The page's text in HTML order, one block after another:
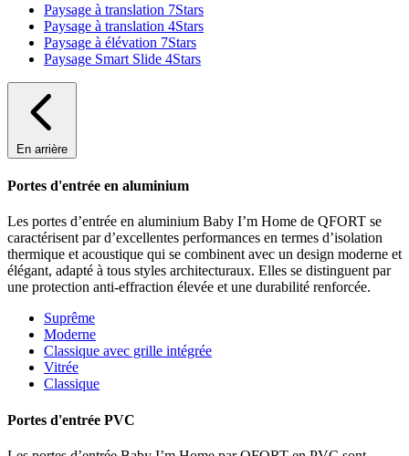
Paysage à translation 7Stars
Paysage à translation 4Stars
Paysage à élévation 7Stars
Paysage Smart Slide 4Stars
En arrière
Portes d'entrée en aluminium
Les portes d’entrée en aluminium Baby I’m Home de QFORT se
caractérisent par d’excellentes performances en termes d’isolation
thermique et acoustique qui se combinent avec un design moderne et
élégant, adapté à tous styles architecturaux. Elles se distinguent par
une protection anti-effraction élevée et une durabilité renforcée.
Suprême
Moderne
Classique avec grille intégrée
Vitrée
Classique
Portes d'entrée PVC